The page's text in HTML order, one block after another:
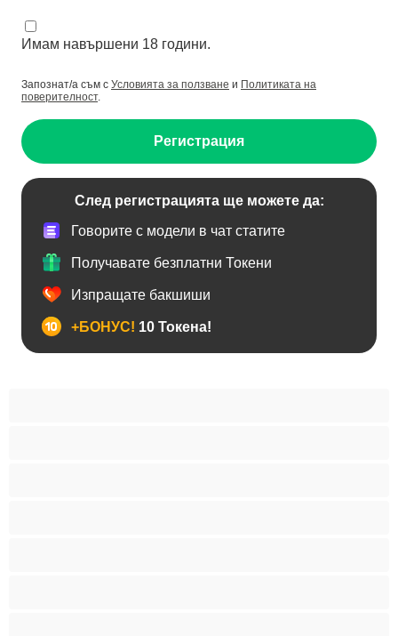
Имам навършени 18 години.
Запознат/а съм с Условията за ползване и Политиката на
поверителност.
Регистрация
След регистрацията ще можете да:
Говорите с модели в чат статите
Получавате безплатни Токени
Изпращате бакшиши
+БОНУС! 10 Токена!